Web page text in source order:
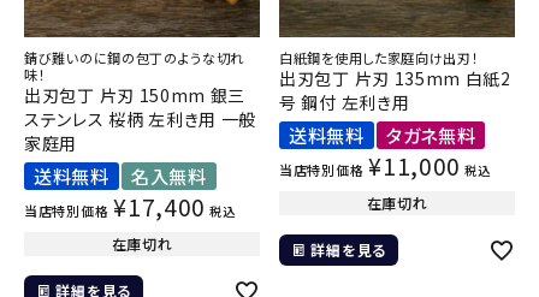
錆び難いのに鋼の包丁のような切れ
味！
出刃包丁 片刃 150mm 銀三
ステンレス 桜柄 左利き用 一般
家庭用
送料無料 名入無料
当店特別価格 ¥17,400 税込
在庫切れ
詳細を見る
白紙鋼を使用した家庭向け出刃！
出刃包丁 片刃 135mm 白紙2
号 鋼付 左利き用
送料無料 タガネ無料
当店特別価格 ¥11,000 税込
在庫切れ
詳細を見る